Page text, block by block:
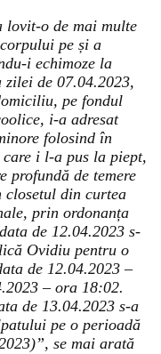
lovit-o de mai multe
pe și a
i echimoze la
de 07.04.2023,
pe fondul
i-a adresat
folosind în
care i l-a pus la piept,
profundă de temere
closetul din curtea
prin ordonanța
de 12.04.2023 s-
Ovidiu pentru o
de 12.04.2023 –
– ora 18:02.
de 13.04.2023 s-a
pe o perioadă
se mai arată